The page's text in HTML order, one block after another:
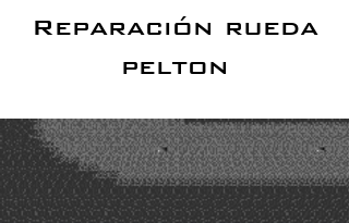
Reparación rueda
pelton